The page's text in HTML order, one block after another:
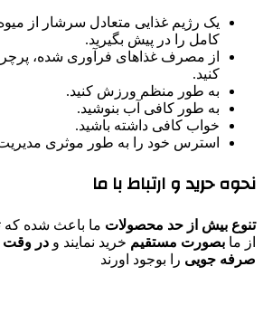
یک رژیم غذایی متعادل سرشار از
کامل را در پیش بگیرید.
از مصرف غذاهای فرآوری شده،
کنید.
به طور منظم ورزش کنید.
به طور کافی آب بنوشید.
خواب کافی داشته باشید.
استرس خود را به طور موثری مدیریت
نحوه حرید و ارتباط با ما
تنوع بیش از حد محصولات ما باعث شده که
از ما بصورت مستقیم خرید نمایند و در وقت
صرفه جویی را بوجود اورند